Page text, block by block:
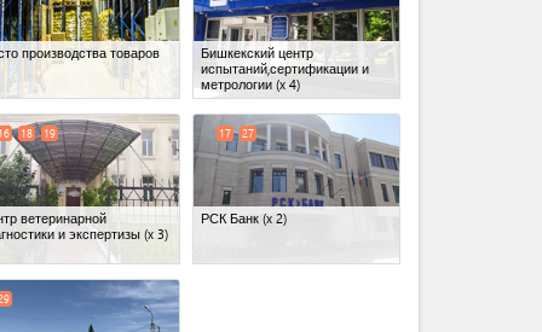
производства товаров
Бишкекский центр
испытаний,сертификации и
метрологии(x 4)
ветеринарной
и экспертизы (x 3)
16 18 19
РСК Банк(x 2)
17 27